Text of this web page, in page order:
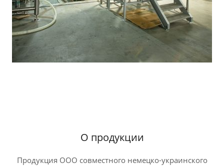
О продукции
Продукция ООО совместного немецко-украинского